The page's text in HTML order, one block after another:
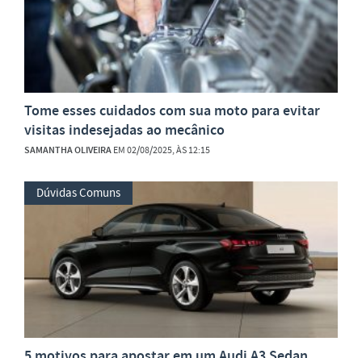
Tome esses cuidados com sua moto para evitar
visitas indesejadas ao mecânico
SAMANTHA OLIVEIRAEM 02/08/2025, ÀS 12:15
Dúvidas Comuns